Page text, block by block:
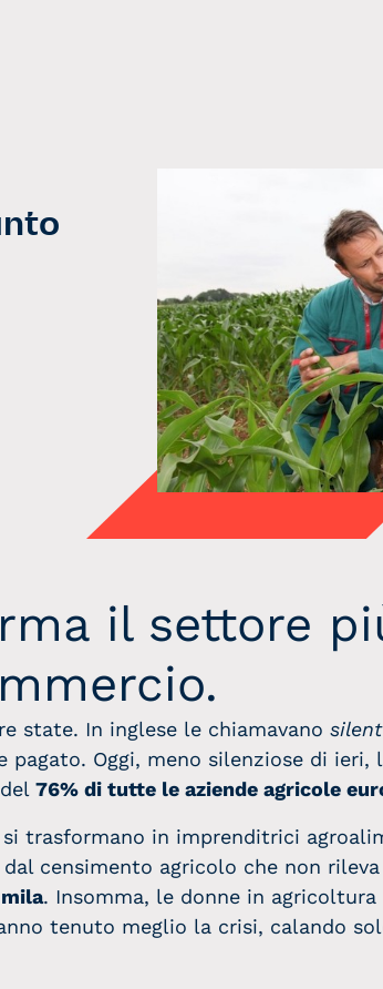
il settore
state. In inglese le chiamavano
Oggi, meno silenziose di ieri,
76% di tutte le aziende agricole
trasformano in imprenditrici
censimento agricolo che non
. Insomma, le donne in
tenuto meglio la crisi, calando